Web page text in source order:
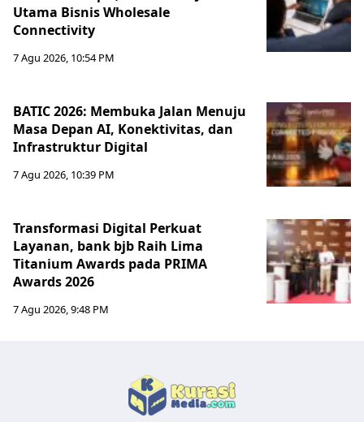
Utama Bisnis Wholesale
Connectivity
7 Agu 2026, 10:54 PM
BATIC 2026: Membuka Jalan Menuju
Masa Depan AI, Konektivitas, dan
Infrastruktur Digital
7 Agu 2026, 10:39 PM
Transformasi Digital Perkuat
Layanan, bank bjb Raih Lima
Titanium Awards pada PRIMA
Awards 2026
7 Agu 2026, 9:48 PM